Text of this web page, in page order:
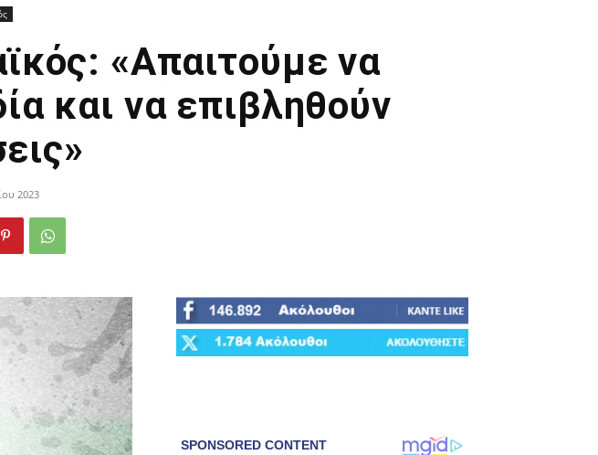
«Απαιτούμε να
και να επιβληθούν
2023